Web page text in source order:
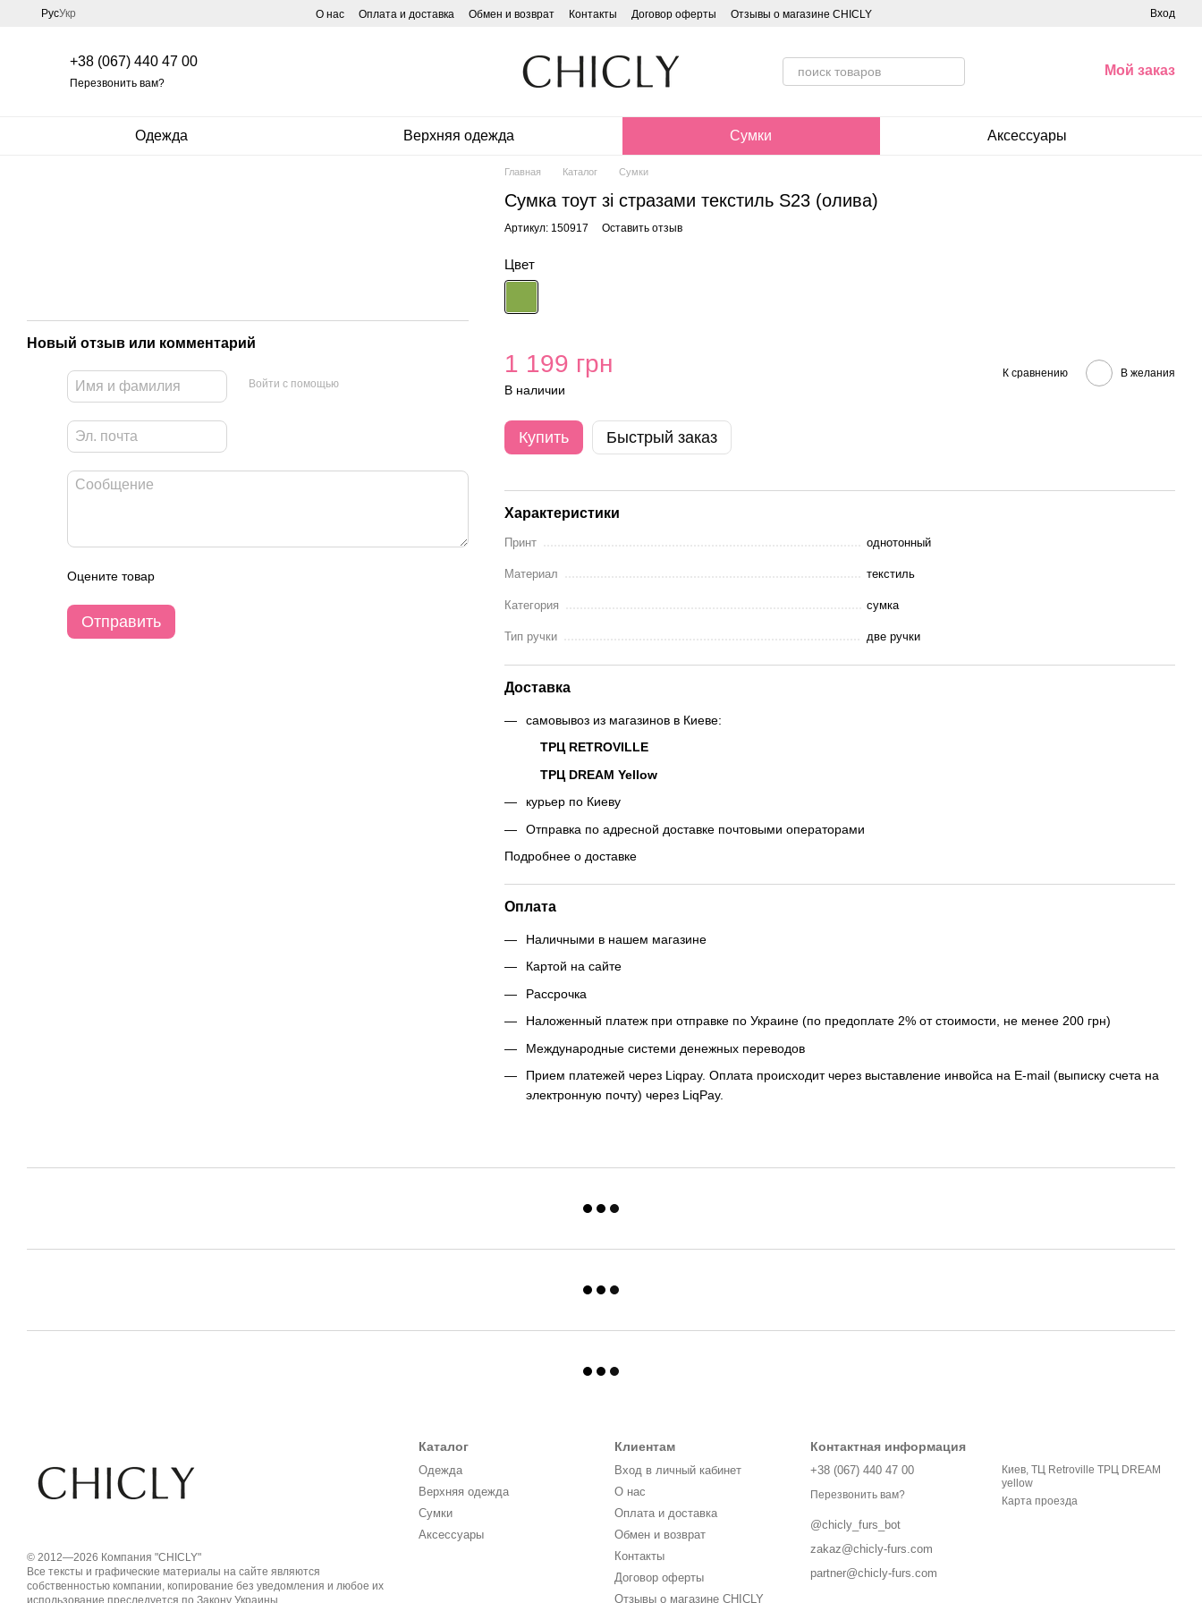
Перейти к основному контенту
РусУкр О нас Оплата и доставка Обмен и возврат Контакты Договор оферты Отзывы о магазине CHICLY Вход
+38 (067) 440 47 00
Перезвонить вам?
Мой заказ
Одежда Верхняя одежда Сумки Аксессуары
Новый отзыв или комментарий
Войти с помощью
Оцените товар
Отправить
Главная Каталог Сумки
Сумка тоут зі стразами текстиль S23 (олива)
Артикул: 150917 Оставить отзыв
Цвет
1 199 грн
В наличии
К сравнению В желания
Купить Быстрый заказ
Характеристики
Принт однотонный
Материал текстиль
Категория сумка
Тип ручки две ручки
Доставка
самовывоз из магазинов в Киеве:
ТРЦ RETROVILLE
ТРЦ DREAM Yellow
курьер по Киеву
Отправка по адресной доставке почтовыми операторами
Подробнее о доставке
Оплата
Наличными в нашем магазине
Картой на сайте
Рассрочка
Наложенный платеж при отправке по Украине (по предоплате 2% от стоимости, не менее 200 грн)
Международные системи денежных переводов
Прием платежей через Liqpay. Оплата происходит через выставление инвойса на E-mail (выписку счета на
электронную почту) через LiqPay.
© 2012—2026 Компания "CHICLY"
Все тексты и графические материалы на сайте являются
собственностью компании, копирование без уведомления и любое их
Каталог
Одежда
Верхняя одежда
Сумки
Аксессуары
Клиентам
Вход в личный кабинет
О нас
Оплата и доставка
Обмен и возврат
Контакты
Договор оферты
Отзывы о магазине CHICLY
Контактная информация
+38 (067) 440 47 00
Перезвонить вам?
@chicly_furs_bot
zakaz@chicly-furs.com
partner@chicly-furs.com
Киев, ТЦ Retroville ТРЦ DREAM
yellow
Карта проезда